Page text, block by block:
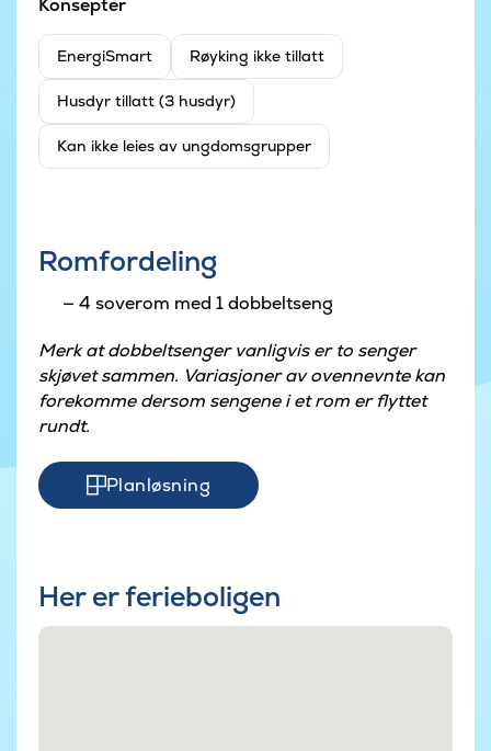
Konsepter
EnergiSmart Røyking ikke tillatt
Husdyr tillatt (3 husdyr)
Kan ikke leies av ungdomsgrupper
Romfordeling
4 soverom med 1 dobbeltseng
Merk at dobbeltsenger vanligvis er to senger
skjøvet sammen. Variasjoner av ovennevnte kan
forekomme dersom sengene i et rom er flyttet
rundt.
Planløsning
Her er ferieboligen